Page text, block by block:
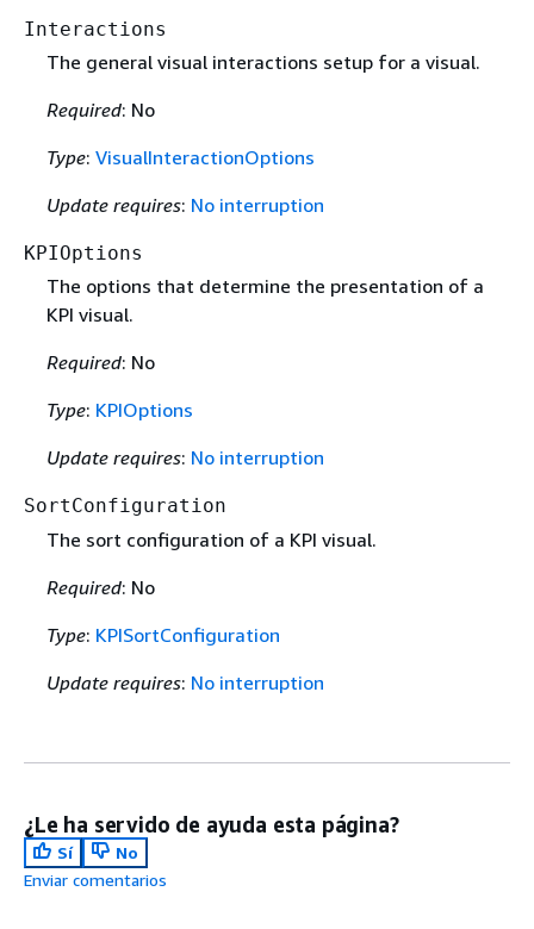
Interactions
The general visual interactions setup for a visual.
Required: No
Type: VisualInteractionOptions
Update requires: No interruption
KPIOptions
The options that determine the presentation of a
KPI visual.
Required: No
Type: KPIOptions
Update requires: No interruption
SortConfiguration
The sort configuration of a KPI visual.
Required: No
Type: KPISortConfiguration
Update requires: No interruption
¿Le ha servido de ayuda esta página?
Sí
No
Enviar comentarios